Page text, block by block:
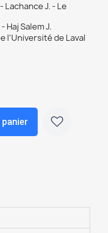
Lachance J. - Le
Haj Salem J.
l'Université de Laval